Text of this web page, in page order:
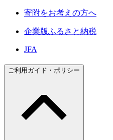
寄附をお考えの方へ
企業版ふるさと納税
JFA
ご利用ガイド・ポリシー